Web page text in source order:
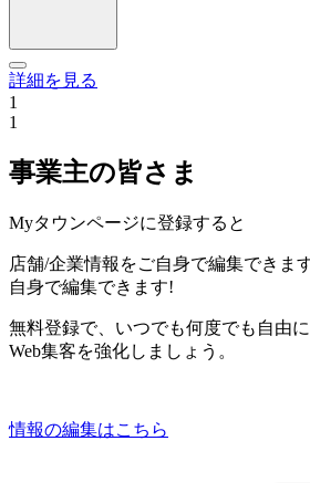
詳細を見る
1
1
事業主の皆さま
Myタウンページに登録すると
店舗/企業情報をご自身で編集できま
自身で編集できます!
無料登録で、いつでも何度でも自由
Web集客を強化しましょう。
情報の編集はこちら